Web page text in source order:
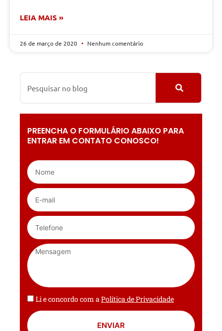
LEIA MAIS »
26 de março de 2020 Nenhum comentário
PREENCHA O FORMULÁRIO ABAIXO PARA
ENTRAR EM CONTATO CONOSCO!
Li e concordo com aPolítica de Privacidade
ENVIAR